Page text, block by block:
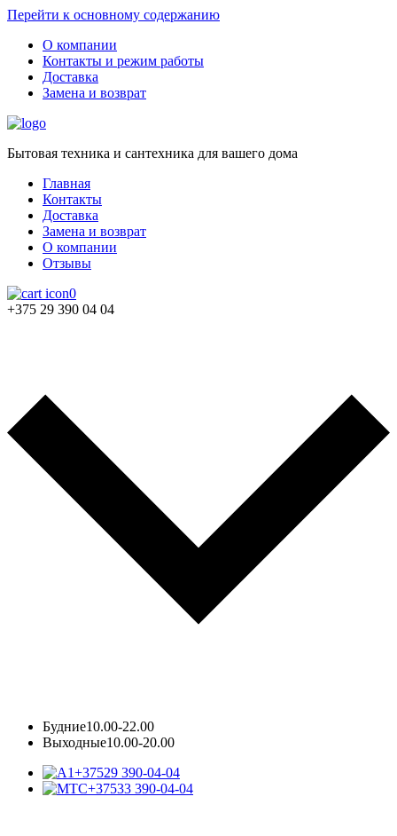
Перейти к основному содержанию
О компании
Контакты и режим работы
Доставка
Замена и возврат
Бытовая техника и сантехника для вашего дома
Главная
Контакты
Доставка
Замена и возврат
О компании
Отзывы
0
+375 29 390 04 04
Будние10.00-22.00
Выходные10.00-20.00
+37529 390-04-04
+37533 390-04-04